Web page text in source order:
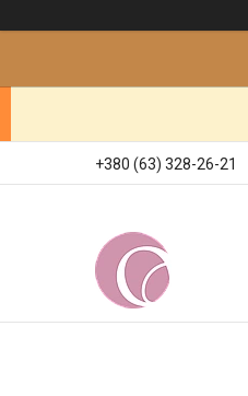
+380 (63) 328-26-21